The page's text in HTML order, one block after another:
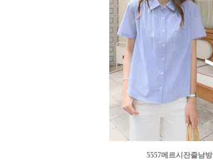
5557메르시잔줄남방